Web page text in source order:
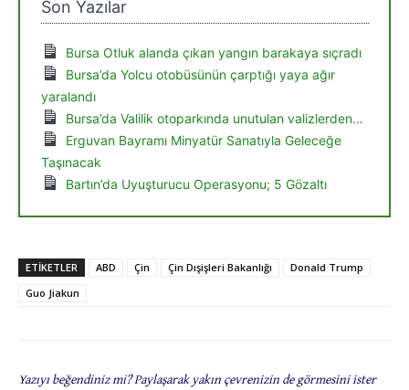
Son Yazılar
Bursa Otluk alanda çıkan yangın barakaya sıçradı
Bursa’da Yolcu otobüsünün çarptığı yaya ağır
yaralandı
Bursa’da Valilik otoparkında unutulan valizlerden…
Erguvan Bayramı Minyatür Sanatıyla Geleceğe
Taşınacak
Bartın’da Uyuşturucu Operasyonu; 5 Gözaltı
ETIKETLER ABD Çin Çin Dışişleri Bakanlığı
Donald Trump
Guo Jiakun
Yazıyı beğendiniz mi? Paylaşarak yakın çevrenizin de görmesini ister